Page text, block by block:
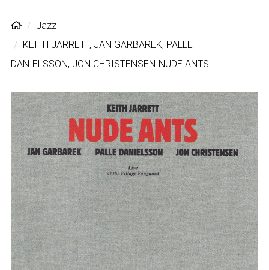
Jazz
KEITH JARRETT, JAN GARBAREK, PALLE
DANIELSSON, JON CHRISTENSEN-NUDE ANTS